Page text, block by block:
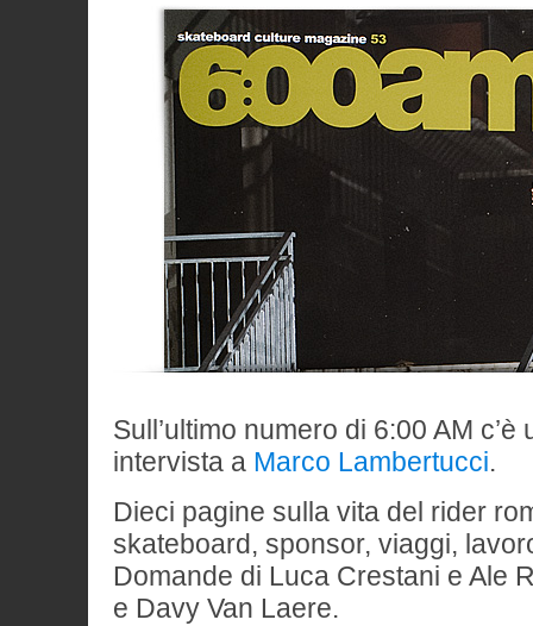
Sull’ultimo numero di 6:00 AM c’è
intervista a Marco Lambertucci.
Dieci pagine sulla vita del rider
skateboard, sponsor, viaggi,
Domande di Luca Crestani e Ale
e Davy Van Laere.